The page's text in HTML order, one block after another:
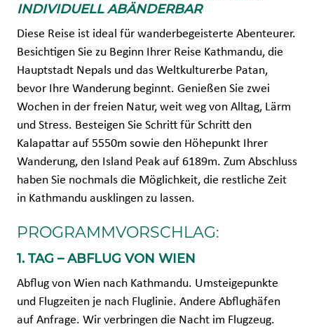
INDIVIDUELL ABÄNDERBAR
Diese Reise ist ideal für wanderbegeisterte Abenteurer.
Besichtigen Sie zu Beginn Ihrer Reise Kathmandu, die
Hauptstadt Nepals und das Weltkulturerbe Patan,
bevor Ihre Wanderung beginnt. Genießen Sie zwei
Wochen in der freien Natur, weit weg von Alltag, Lärm
und Stress. Besteigen Sie Schritt für Schritt den
Kalapattar auf 5550m sowie den Höhepunkt Ihrer
Wanderung, den Island Peak auf 6189m. Zum Abschluss
haben Sie nochmals die Möglichkeit, die restliche Zeit
in Kathmandu ausklingen zu lassen.
PROGRAMMVORSCHLAG:
1. TAG – ABFLUG VON WIEN
Abflug von Wien nach Kathmandu. Umsteigepunkte
und Flugzeiten je nach Fluglinie. Andere Abflughäfen
auf Anfrage. Wir verbringen die Nacht im Flugzeug.